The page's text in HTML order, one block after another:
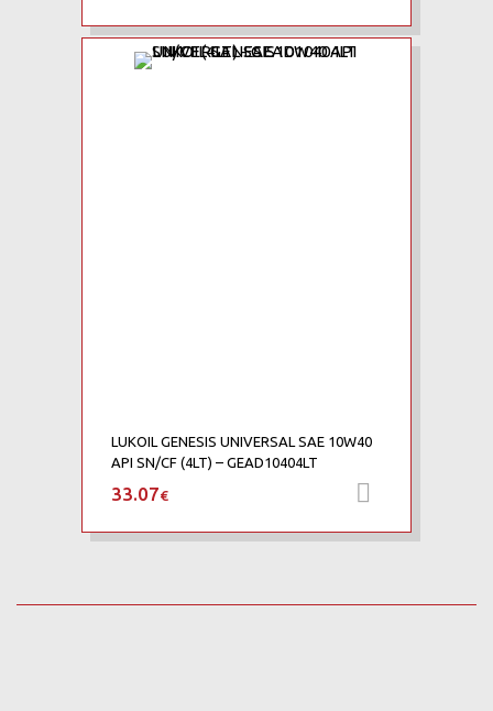
LUKOIL GENESIS UNIVERSAL SAE 10W40
API SN/CF (4LT) – GEAD10404LT
33.07€